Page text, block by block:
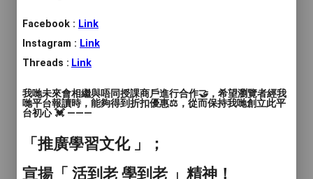
活動花絮
Facebook : Link
Instagram : Link
Threads : Link
我哋未來會相繼與唔同授課商戶進行合作🤝，希望瀏覽者經我
哋平台報讀時，能夠得到折扣優惠⚖️，從而保持我哋創立此平
台初心 💓 ———
「推廣學習文化 」；
宣揚「 活到老 學到老 」精神！